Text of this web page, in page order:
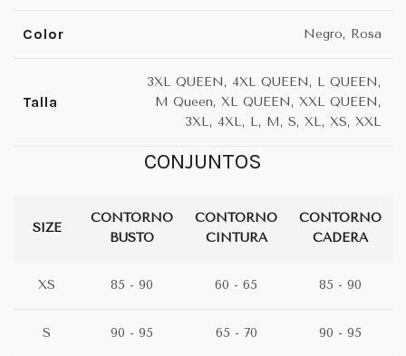
Color Negro, Rosa
Talla
3XL QUEEN, 4XL QUEEN, L QUEEN,
M Queen, XL QUEEN, XXL QUEEN,
3XL, 4XL, L, M, S, XL, XS, XXL
CONJUNTOS
SIZE
CONTORNO
BUSTO
CONTORNO
CINTURA
CONTORNO
CADERA
XS 85 - 90 60 - 65 85 - 90
S 90 - 95 65 - 70 90 - 95